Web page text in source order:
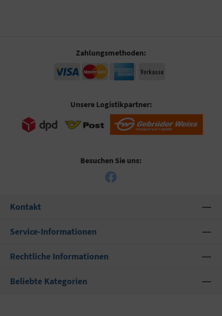
Zahlungsmethoden:
Unsere Logistikpartner:
Besuchen Sie uns:
Kontakt
Service-Informationen
Rechtliche Informationen
Beliebte Kategorien